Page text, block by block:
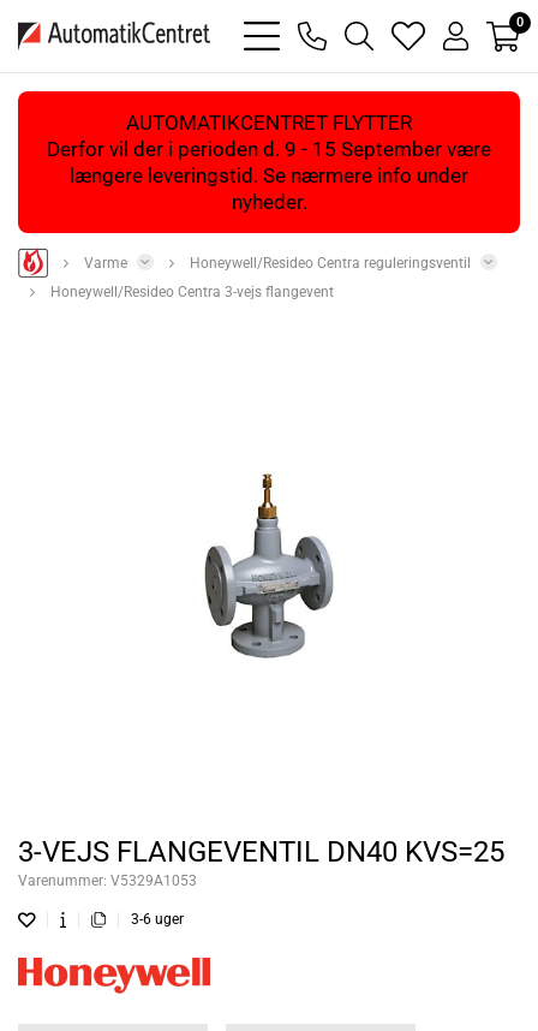
bars
light
phone
magnifying
glass
heart
light
user
light
0
AUTOMATIKCENTRET FLYTTER
Derfor vil der i perioden d. 9 - 15 September være
længere leveringstid. Se nærmere info under
nyheder.
Varme
Honeywell/Resideo Centra reguleringsventil
Honeywell/Resideo Centra 3-vejs flangevent
3-VEJS FLANGEVENTIL DN40 KVS=25
Varenummer: V5329A1053
3-6 uger